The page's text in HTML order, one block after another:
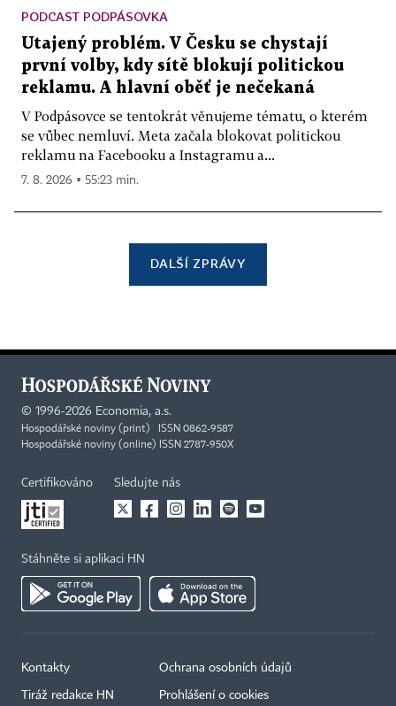
PODCAST PODPÁSOVKA
Utajený problém. V Česku se chystají
první volby, kdy sítě blokují politickou
reklamu. A hlavní oběť je nečekaná
V Podpásovce se tentokrát věnujeme tématu, o kterém
se vůbec nemluví. Meta začala blokovat politickou
reklamu na Facebooku a Instagramu a...
7. 8. 2026 ▪ 55:23 min.
DALŠÍ ZPRÁVY
© 1996-2026 Economia, a.s.
Hospodářské noviny (print) ISSN 0862-9587
Hospodářské noviny (online) ISSN 2787-950X
Certifikováno Sledujte nás
Stáhněte si aplikaci HN
Kontakty
Tiráž redakce HN
Ochrana osobních údajů
Prohlášení o cookies